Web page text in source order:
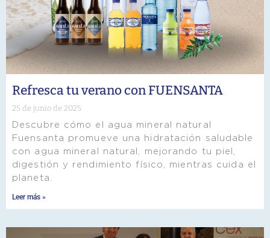
Refresca tu verano con FUENSANTA
25 de junio de 2025
Descubre cómo el agua mineral natural
Fuensanta promueve una hidratación saludable
con agua mineral natural, mejorando tu piel,
digestión y rendimiento físico, mientras cuida el
planeta.
Leer más »